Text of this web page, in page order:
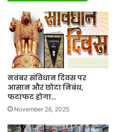
नवंबर संविधान दिवस पर
आसान और छोटा निबंध,
फटाफट होगा…
November 26, 2025